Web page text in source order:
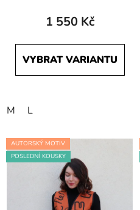
1 550 Kč
VYBRAT VARIANTU
M L
AUTORSKÝ MOTIV
POSLEDNÍ KOUSKY